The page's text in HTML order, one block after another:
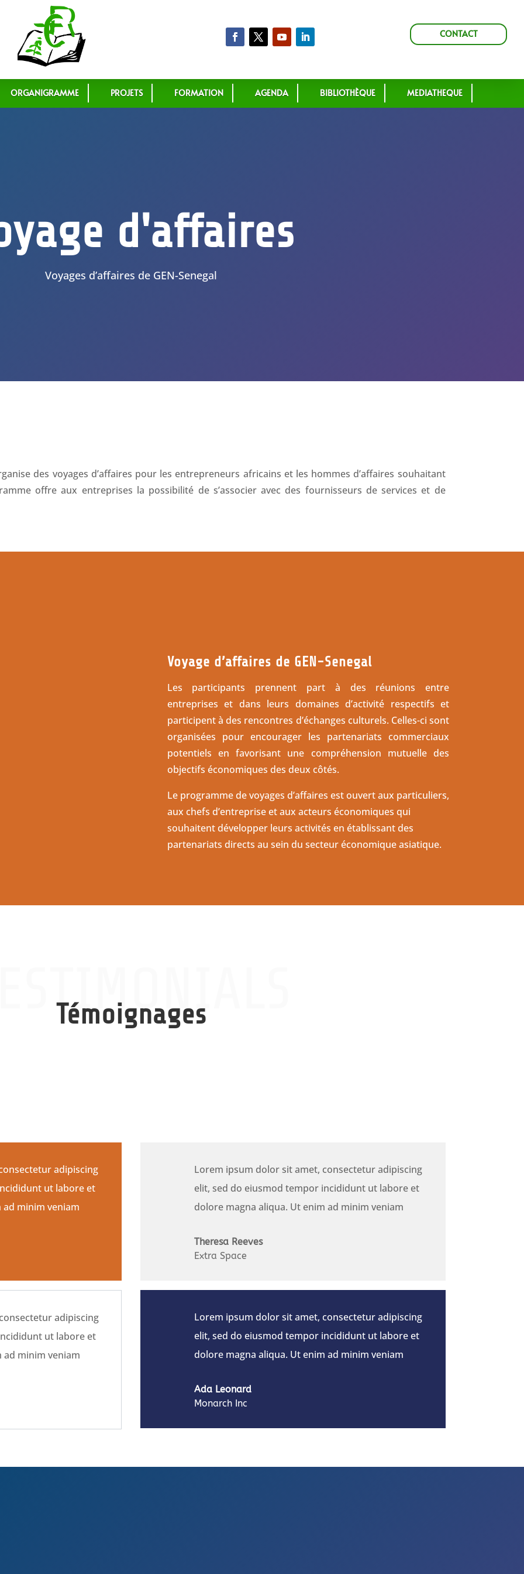
CONTACT
ORGANIGRAMME PROJETS FORMATION AGENDA BIBLIOTHÈQUE MEDIATHEQUE
d'affaires
Voyages d’affaires de GEN-Senegal
des voyages d’affaires pour les entrepreneurs africains et les hommes d’affaires souhaitant
offre aux entreprises la possibilité de s’associer avec des fournisseurs de services et de
Voyage d’affaires de GEN-Senegal
Les participants prennent part à des réunions entre
entreprises et dans leurs domaines d’activité respectifs et
participent à des rencontres d’échanges culturels. Celles-ci sont
organisées pour encourager les partenariats commerciaux
potentiels en favorisant une compréhension mutuelle des
objectifs économiques des deux côtés.
Le programme de voyages d’affaires est ouvert aux particuliers,
aux chefs d’entreprise et aux acteurs économiques qui
souhaitent développer leurs activités en établissant des
partenariats directs au sein du secteur économique asiatique.
Témoignages
adipiscing
ut labore et
minim veniam
adipiscing
ut labore et
ad minim veniam
Lorem ipsum dolor sit amet, consectetur adipiscing
elit, sed do eiusmod tempor incididunt ut labore et
dolore magna aliqua. Ut enim ad minim veniam
Theresa Reeves
Extra Space
Lorem ipsum dolor sit amet, consectetur adipiscing
elit, sed do eiusmod tempor incididunt ut labore et
dolore magna aliqua. Ut enim ad minim veniam
Ada Leonard
Monarch Inc